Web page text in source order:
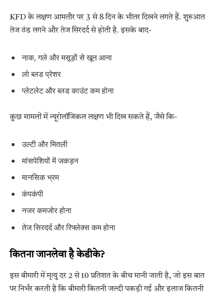
KFD के लक्षण आमतौर पर 3 से 8 दिन के भीतर दिखने लगते हैं. शुरुआत
तेज ठंड लगने और तेज सिरदर्द से होती है. इसके बाद-
नाक, गले और मसूड़ों से खून आना
लो ब्लड प्रेशर
प्लेटलेट और ब्लड काउंट कम होना
कुछ मामलों में न्यूरोलॉजिकल लक्षण भी दिख सकते हैं, जैसे कि-
उल्टी और मितली
मांसपेशियों में जकड़न
मानसिक भ्रम
कंपकंपी
नजर कमजोर होना
तेज सिरदर्द और रिफ्लेक्स कम होना
कितना जानलेवा है केडीके?
इस बीमारी में मृत्यु दर 2 से 10 प्रतिशत के बीच मानी जाती है, जो इस बात
पर निर्भर करती है कि बीमारी कितनी जल्दी पकड़ी गई और इलाज कितनी